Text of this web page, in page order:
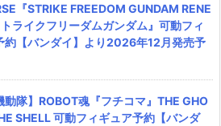
『STRIKE FREEDOM GUNDAM RENE
ライクフリーダムガンダム』可動フィ
約【バンダイ】より2026年12月発売予
動隊】ROBOT魂『フチコマ』THE GHO
SHELL 可動フィギュア予約【バンダ